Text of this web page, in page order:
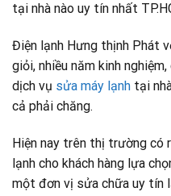
tại nhà nào uy tín nhất
Điện lạnh Hưng thịnh Phát
giỏi, nhiều năm kinh
dịch vụ sửa máy lạnh tại
cả phải chăng.
Hiện nay trên thị trường có
lạnh cho khách hàng lựa
một đơn vị sửa chữa uy tín